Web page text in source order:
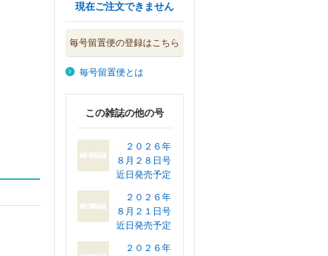
現在ご注文できません
毎号留置便の登録はこちら
毎号留置便とは
この雑誌の他の号
２０２６年
８月２８日号
近日発売予定
２０２６年
８月２１日号
近日発売予定
２０２６年